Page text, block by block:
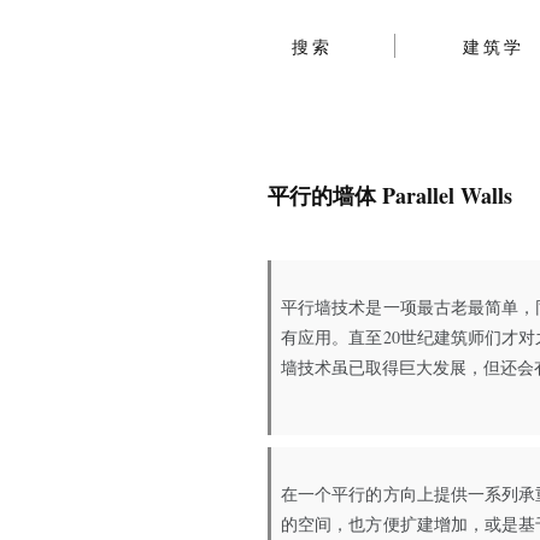
搜索 建筑学
平行的墙体 Parallel Walls
平行墙技术是一项最古老最简单
有应用。直至20世纪建筑师们才
墙技术虽已取得巨大发展，但还
在一个平行的方向上提供一系列
的空间，也方便扩建增加，或是